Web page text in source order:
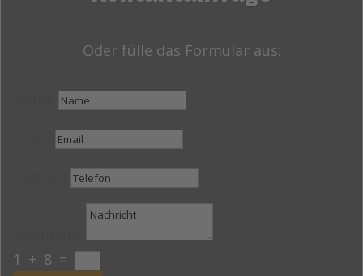
Oder fülle das Formular aus:
1 + 8 =